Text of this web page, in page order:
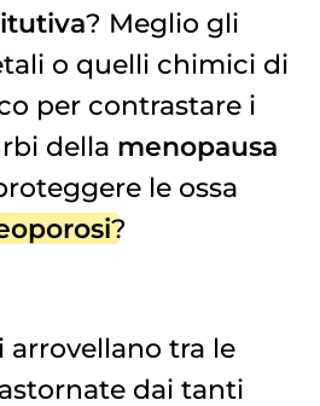
DIETA (MA DAI 40 ANNI) PIU' EFFICACE DEGLI INTEGRATORI
? Meglio gli
o quelli chimici di
per contrastare i
della menopausa
le ossa
?
arrovellano tra le
dai tanti